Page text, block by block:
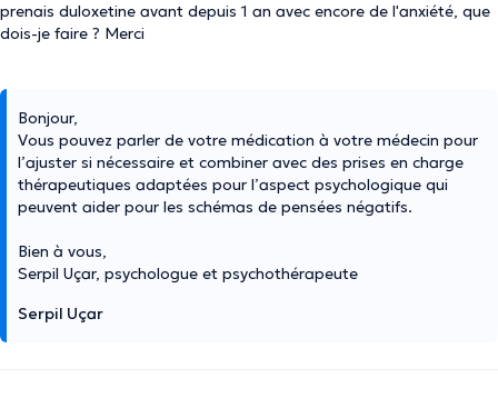
prenais duloxetine avant depuis 1 an avec encore de l'anxiété, que
dois-je faire ? Merci
Bonjour,
Vous pouvez parler de votre médication à votre médecin pour
l’ajuster si nécessaire et combiner avec des prises en charge
thérapeutiques adaptées pour l’aspect psychologique qui
peuvent aider pour les schémas de pensées négatifs.
Bien à vous,
Serpil Uçar, psychologue et psychothérapeute
Serpil Uçar